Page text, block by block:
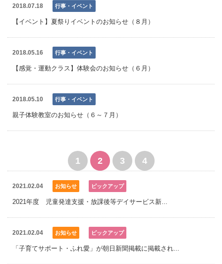
2018.07.18 行事・イベント
【イベント】夏祭りイベントのお知らせ（８月）
2018.05.16 行事・イベント
【感覚・運動クラス】体験会のお知らせ（６月）
2018.05.10 行事・イベント
親子体験教室のお知らせ（６～７月）
1 2 3 4
2021.02.04 お知らせ ピックアップ
2021年度　児童発達支援・放課後等デイサービス新...
2021.02.04 お知らせ ピックアップ
「子育てサポート・ふれ愛」が朝日新聞掲載に掲載され...